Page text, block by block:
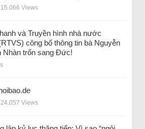
Views
và Truyền hình nhà nước
công bố thông tin bà Nguyễn
Nhàn trốn sang Đức!
Views